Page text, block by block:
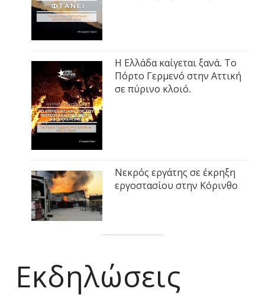
Η Ελλάδα καίγεται ξανά. Το
Πόρτο Γερμενό στην Αττική
σε πύρινο κλοιό.
Νεκρός εργάτης σε έκρηξη
εργοστασίου στην Κόρινθο
Εκδηλώσεις